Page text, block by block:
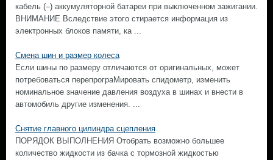
кабель (–) аккумуляторной батареи при выключенном зажигании.
ВНИМАНИЕ Вследствие этого стирается информация из
электронных блоков памяти, ка ...
Смена шин и размер колеса
Если шины по размеру отличаются от оригинальных, может
потребоваться перепрограМировать спидометр, изменить
номинальное значение давления воздуха в шинах и внести в
автомобиль другие изменения. ...
Снятие главного цилиндра сцепления
ПОРЯДОК ВЫПОЛНЕНИЯ Отобрать возможно большее
количество жидкости из бачка с тормозной жидкостью